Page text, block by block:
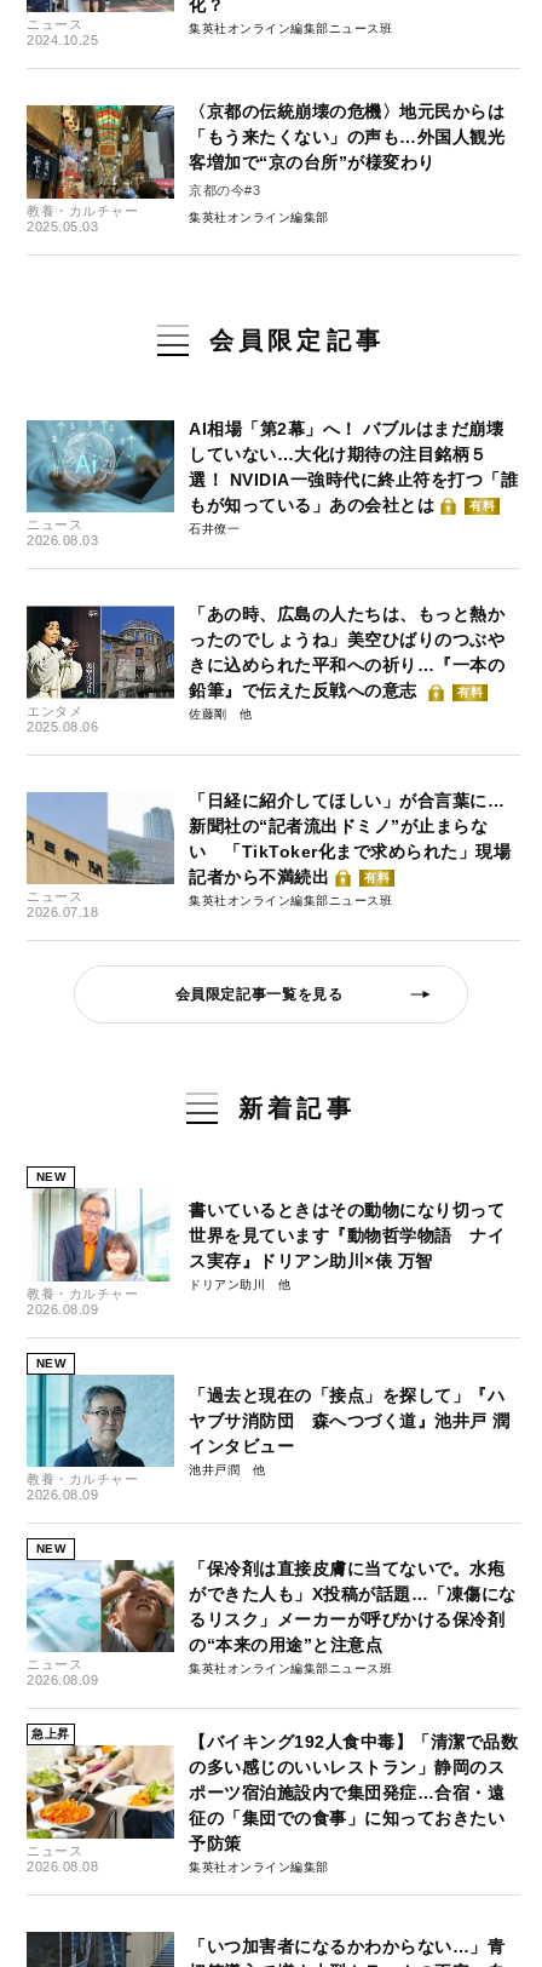
ニュース
2024.10.25
化？
集英社オンライン編集部ニュース班
教養・カルチャー
2025.05.03
〈京都の伝統崩壊の危機〉地元民からは
「もう来たくない」の声も…外国人観光
客増加で“京の台所”が様変わり
京都の今#3
集英社オンライン編集部
会員限定記事
ニュース
2026.08.03
AI相場「第2幕」へ！ バブルはまだ崩壊
していない…大化け期待の注目銘柄５
選！ NVIDIA一強時代に終止符を打つ「誰
もが知っている」あの会社とは
有料
石井僚一
エンタメ
2025.08.06
「あの時、広島の人たちは、もっと熱か
ったのでしょうね」美空ひばりのつぶや
きに込められた平和への祈り…『一本の
鉛筆』で伝えた反戦への意志
有料
佐藤剛
ニュース
2026.07.18
「日経に紹介してほしい」が合言葉に…
新聞社の“記者流出ドミノ”が止まらな
い 「TikToker化まで求められた」現場
記者から不満続出
有料
集英社オンライン編集部ニュース班
会員限定記事一覧を見る
新着記事
NEW
教養・カルチャー
2026.08.09
書いているときはその動物になり切って
世界を見ています『動物哲学物語 ナイ
ス実存』ドリアン助川×俵 万智
ドリアン助川
NEW
教養・カルチャー
2026.08.09
「過去と現在の「接点」を探して」『ハ
ヤブサ消防団 森へつづく道』池井戸 潤
インタビュー
池井戸潤
NEW
ニュース
2026.08.09
「保冷剤は直接皮膚に当てないで。水疱
ができた人も」X投稿が話題…「凍傷にな
るリスク」メーカーが呼びかける保冷剤
の“本来の用途”と注意点
集英社オンライン編集部ニュース班
急上昇
ニュース
2026.08.08
【バイキング192人食中毒】「清潔で品数
の多い感じのいいレストラン」静岡のス
ポーツ宿泊施設内で集団発症…合宿・遠
征の「集団での食事」に知っておきたい
予防策
集英社オンライン編集部
「いつ加害者になるかわからない…」青